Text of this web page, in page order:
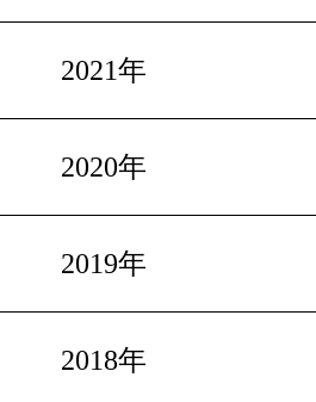
2021年
2020年
2019年
2018年